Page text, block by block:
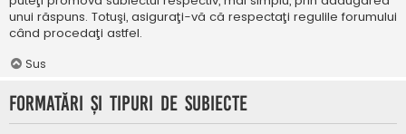
unui răspuns. Totuşi, asiguraţi-vă că respectaţi regulile forumului
când procedaţi astfel.
Sus
Formatări şi tipuri de subiecte